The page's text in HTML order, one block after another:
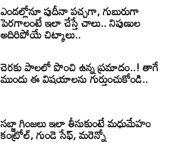
ఎండల్లోనూ పుదీనా పచ్చగా, గుబురుగా
పెరగాలంటే ఇలా చేస్తే చాలు.. నిపుణుల
అదిరిపోయే చిట్కాలు..
చెరకు పాలలో పొంచి ఉన్న ప్రమాదం..! తాగే
ముందు ఈ విషయాలను గుర్తుంచుకోండి..
సబ్జా గింజలు ఇలా తీసుకుంటే మధుమేహం
కంట్రోల్, గుండె సేఫ్, మరెన్నో